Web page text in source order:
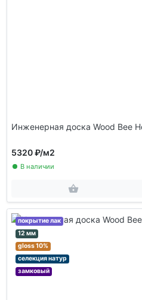
Инженерная доска Wood Bee
5320 ₽/м2
В наличии
покрытие лак
12 мм
gloss 10%
селекция натур
замковый